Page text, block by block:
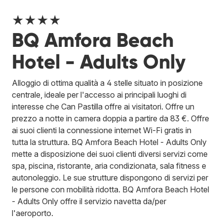
★★★★
BQ Amfora Beach
Hotel - Adults Only
Alloggio di ottima qualità a 4 stelle situato in posizione
centrale, ideale per l'accesso ai principali luoghi di
interesse che Can Pastilla offre ai visitatori. Offre un
prezzo a notte in camera doppia a partire da 83 €. Offre
ai suoi clienti la connessione internet Wi-Fi gratis in
tutta la struttura. BQ Amfora Beach Hotel - Adults Only
mette a disposizione dei suoi clienti diversi servizi come
spa, piscina, ristorante, aria condizionata, sala fitness e
autonoleggio. Le sue strutture dispongono di servizi per
le persone con mobilità ridotta. BQ Amfora Beach Hotel
- Adults Only offre il servizio navetta da/per
l'aeroporto.